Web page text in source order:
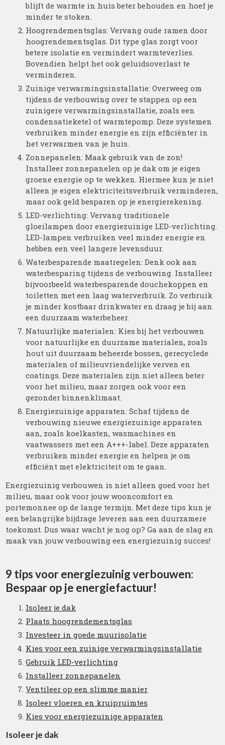
blijft de warmte in huis beter behouden en hoef je
minder te stoken.
Hoogrendementsglas: Vervang oude ramen door
hoogrendementsglas. Dit type glas zorgt voor
betere isolatie en vermindert warmteverlies.
Bovendien helpt het ook geluidsoverlast te
verminderen.
Zuinige verwarmingsinstallatie: Overweeg om
tijdens de verbouwing over te stappen op een
zuinigere verwarmingsinstallatie, zoals een
condensatieketel of warmtepomp. Deze systemen
verbruiken minder energie en zijn efficiënter in
het verwarmen van je huis.
Zonnepanelen: Maak gebruik van de zon!
Installeer zonnepanelen op je dak om je eigen
groene energie op te wekken. Hiermee kun je niet
alleen je eigen elektriciteitsverbruik verminderen,
maar ook geld besparen op je energierekening.
LED-verlichting: Vervang traditionele
gloeilampen door energiezuinige LED-verlichting.
LED-lampen verbruiken veel minder energie en
hebben een veel langere levensduur.
Waterbesparende maatregelen: Denk ook aan
waterbesparing tijdens de verbouwing. Installeer
bijvoorbeeld waterbesparende douchekoppen en
toiletten met een laag waterverbruik. Zo verbruik
je minder kostbaar drinkwater en draag je bij aan
een duurzaam waterbeheer.
Natuurlijke materialen: Kies bij het verbouwen
voor natuurlijke en duurzame materialen, zoals
hout uit duurzaam beheerde bossen, gerecyclede
materialen of milieuvriendelijke verven en
coatings. Deze materialen zijn niet alleen beter
voor het milieu, maar zorgen ook voor een
gezonder binnenklimaat.
Energiezuinige apparaten: Schaf tijdens de
verbouwing nieuwe energiezuinige apparaten
aan, zoals koelkasten, wasmachines en
vaatwassers met een A+++-label. Deze apparaten
verbruiken minder energie en helpen je om
efficiënt met elektriciteit om te gaan.
Energiezuinig verbouwen is niet alleen goed voor het
milieu, maar ook voor jouw wooncomfort en
portemonnee op de lange termijn. Met deze tips kun je
een belangrijke bijdrage leveren aan een duurzamere
toekomst. Dus waar wacht je nog op? Ga aan de slag en
maak van jouw verbouwing een energiezuinig succes!
9 tips voor energiezuinig verbouwen:
Bespaar op je energiefactuur!
Isoleer je dak
Plaats hoogrendementsglas
Investeer in goede muurisolatie
Kies voor een zuinige verwarmingsinstallatie
Gebruik LED-verlichting
Installeer zonnepanelen
Ventileer op een slimme manier
Isoleer vloeren en kruipruimtes
Kies voor energiezuinige apparaten
Isoleer je dak